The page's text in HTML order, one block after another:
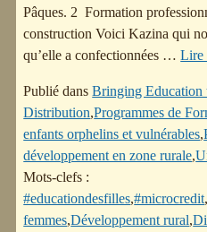
Pâques. 2 Formation
construction Voici Kazina qui
qu’elle a confectionnées … Lire
Publié dans Bringing Education
Distribution,Programmes de
enfants orphelins et vulnérables,
développement en zone rurale,
Mots-clefs :
#educationdesfilles,#microcredit
femmes,Développement rural,